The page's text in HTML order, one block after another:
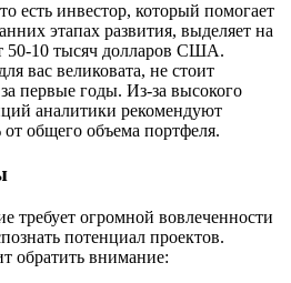
есть инвестор, который помогает
этапах развития, выделяет на
50-10 тысяч долларов США.
вас великовата, не стоит
первые годы. Из-за высокого
аналитики рекомендуют
общего объема портфеля.
требует огромной вовлеченности
потенциал проектов.
обратить внимание: